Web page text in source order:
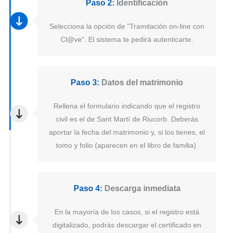
Paso 2: Identificación
Selecciona la opción de "Tramitación on-line con
Cl@ve". El sistema te pedirá autenticarte.
Paso 3: Datos del matrimonio
Rellena el formulario indicando que el registro
civil es el de Sant Martí de Riucorb. Deberás
aportar la fecha del matrimonio y, si los tienes, el
tomo y folio (aparecen en el libro de familia).
Paso 4: Descarga inmediata
En la mayoría de los casos, si el registro está
digitalizado, podrás descargar el certificado en